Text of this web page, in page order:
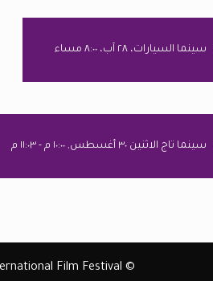
سينما السيارات، ٢٨ آب، ٨:٠٠ مساء
سينما تاج الاثنين ٣٠ أغسطس, ١٠:٠٠ م - ١١:٠٣ م
© Copyrights 2026 Amman International Film Festival | مهرجان أوَّل فيلم لتدريب الفنون السينمائية